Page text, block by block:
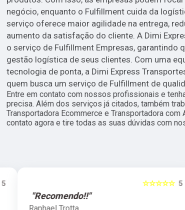
negócio, enquanto o Fulfillment cuida da
serviço oferece maior agilidade na entrega,
aumento da satisfação do cliente. A Dimi
o serviço de Fulfillment Empresas, garantindo
gestão logística de seus clientes. Com uma
tecnologia de ponta, a Dimi Express
quem busca um serviço de Fulfillment de
Entre em contato com nossos profissionais e
precisa. Além dos serviços já citados, também
Transportadora Ecommerce e Transportadora com
contato agora e tire todas as suas dúvidas com
Elvide